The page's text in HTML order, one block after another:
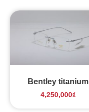
Bentley titanium
4,250,000₫